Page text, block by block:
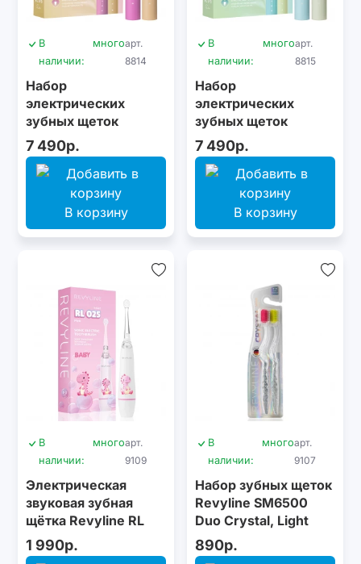
В
наличии:
многоарт.
8814
Набор
электрических
зубных щеток
Revyline RL 075 DUO
Сrocus + Сocoon
7 490р.
В корзину
В
наличии:
многоарт.
8815
Набор
электрических
зубных щеток
Revyline RL 075 DUO
Limpet shell + Lime
cream
7 490р.
В корзину
В
наличии:
многоарт.
9109
Электрическая
звуковая зубная
щётка Revyline RL
025 Infant, Pink
1 990р.
В
наличии:
многоарт.
9107
Набор зубных щеток
Revyline SM6500
Duo Crystal, Light
green & Pink
890р.